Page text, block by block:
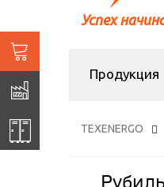
Успех
Продукция
TEXENERGO